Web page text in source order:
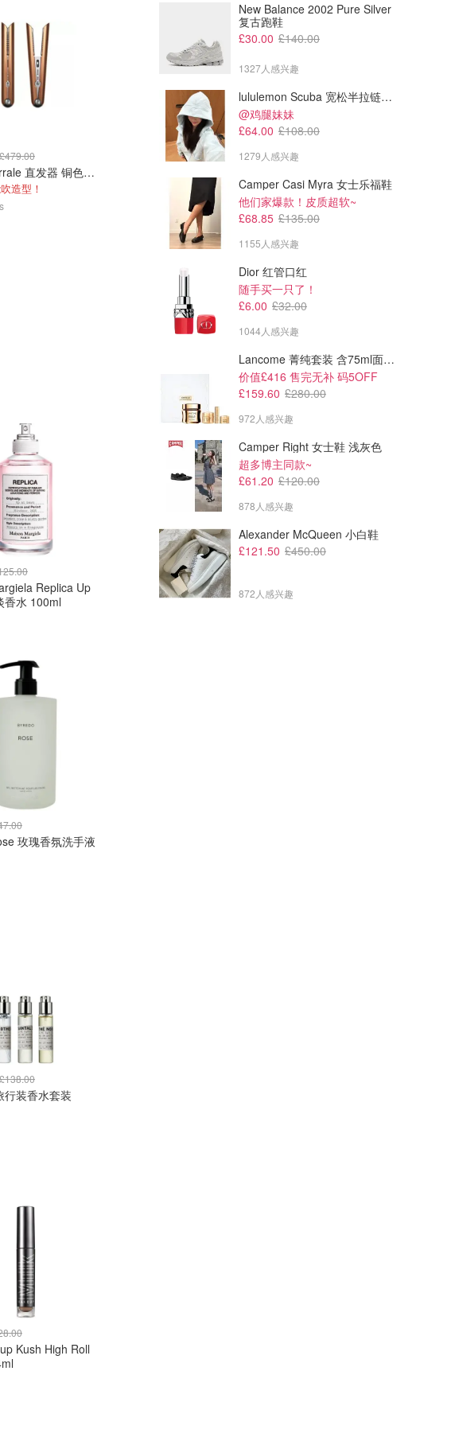
£479.00
Dyson Corrale 直发器 铜色官方翻新版
造型！
£399.99
LOOKFANTASTIC.COM
£399.00
机
Amazon
Replica Up
香水 100ml
玫瑰香氛洗手液
£138.00
行装香水套装
Kush High Roll
New Balance 2002 Pure Silver
复古跑鞋
£30.00 £140.00
1327人感兴趣
lululemon Scuba 宽松半拉链卫衣
@鸡腿妹妹
£64.00 £108.00
1279人感兴趣
Camper Casi Myra 女士乐福鞋
他们家爆款！皮质超软~
£68.85 £135.00
1155人感兴趣
Dior 红管口红
随手买一只了！
£6.00 £32.00
1044人感兴趣
Lancome 菁纯套装 含75ml面霜+5ml精华+5ml眼霜
价值£416 售完无补 码5OFF
£159.60 £280.00
972人感兴趣
Camper Right 女士鞋 浅灰色
超多博主同款~
£61.20 £120.00
878人感兴趣
Alexander McQueen 小白鞋
£121.50 £450.00
872人感兴趣